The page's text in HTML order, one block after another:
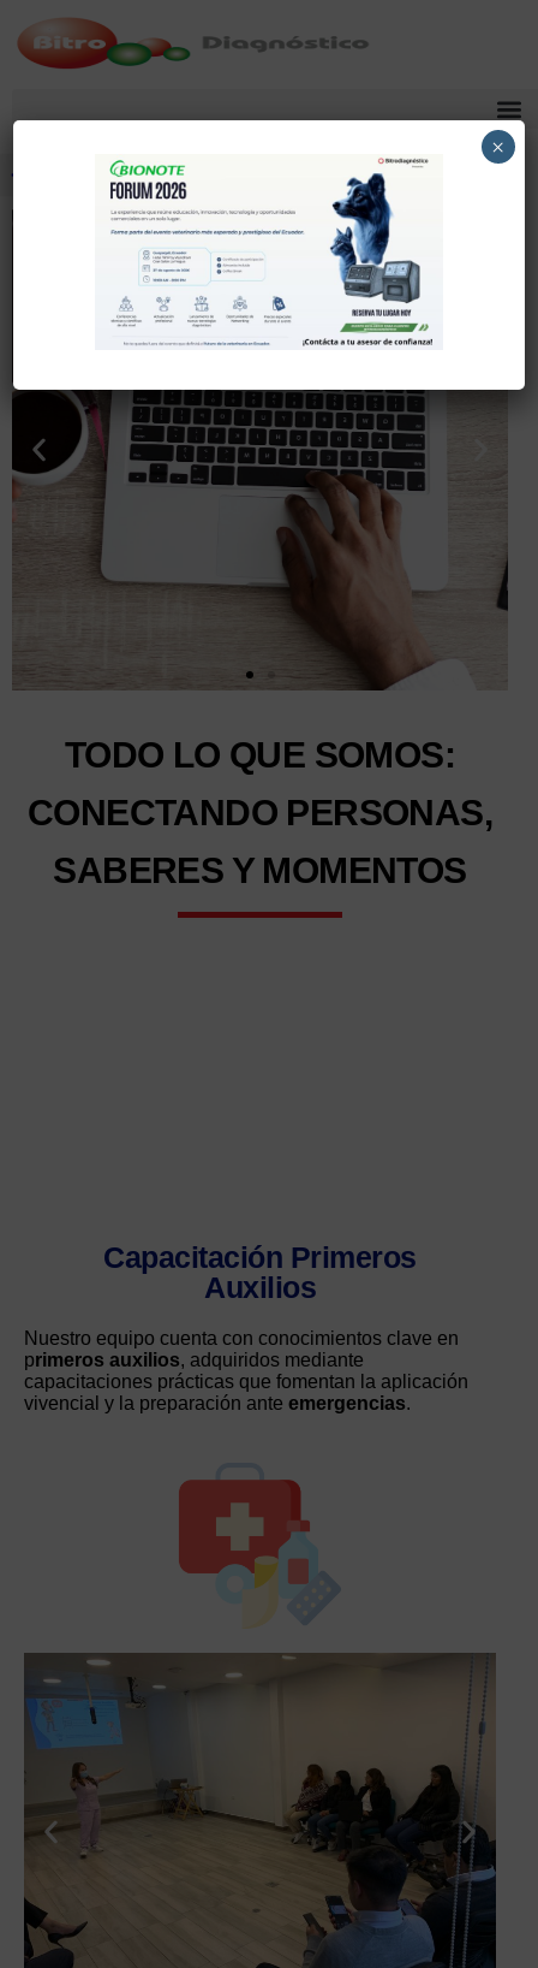
Tuitea Envía
TODO LO QUE SOMOS:
CONECTANDO PERSONAS,
SABERES Y MOMENTOS
Capacitación Primeros
Auxilios
Nuestro equipo cuenta con conocimientos clave en
primeros auxilios, adquiridos mediante
capacitaciones prácticas que fomentan la aplicación
vivencial y la preparación ante emergencias.
×